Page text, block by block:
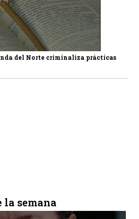
del Norte criminaliza prácticas
la semana